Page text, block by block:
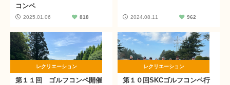
コンペ
2025.01.06 818 2024.08.11 962
レクリエーション
第１１回 ゴルフコンペ開催
レクリエーション
第１０回SKCゴルフコンペ行